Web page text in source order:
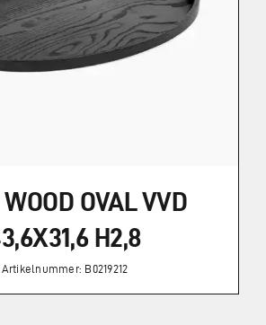
OVAL VVD
H2,8
Artikelnummer: B0219212